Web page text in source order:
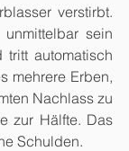
verstirbt.
sein
tritt automatisch
mehrere Erben,
Nachlass zu
zur Hälfte. Das
Schulden.